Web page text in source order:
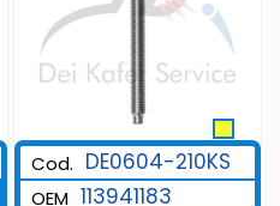
Cod. DE0604-210KS
OEM 113941183